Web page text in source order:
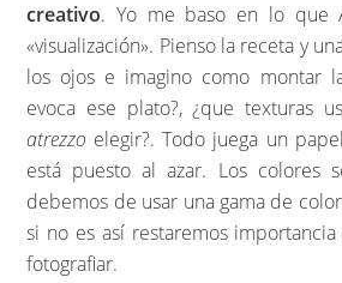
creativo. Yo me baso en lo que
«visualización». Pienso la receta y
los ojos e imagino como montar
evoca ese plato?, ¿que texturas
atrezzo elegir?. Todo juega un
está puesto al azar. Los colores
debemos de usar una gama de
si no es así restaremos
fotografiar.